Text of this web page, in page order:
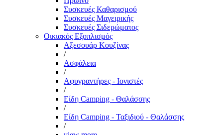
Συσκευές Καθαρισμού
Συσκευές Μαγειρικής
Συσκευές Σιδερώματος
Οικιακός Εξοπλισμός
Αξεσουάρ Κουζίνας
/
Ασφάλεια
/
Αφυγραντήρες - Ιονιστές
/
Είδη Camping - Θαλάσσης
/
Είδη Camping - Ταξιδιού - Θαλάσσης
/